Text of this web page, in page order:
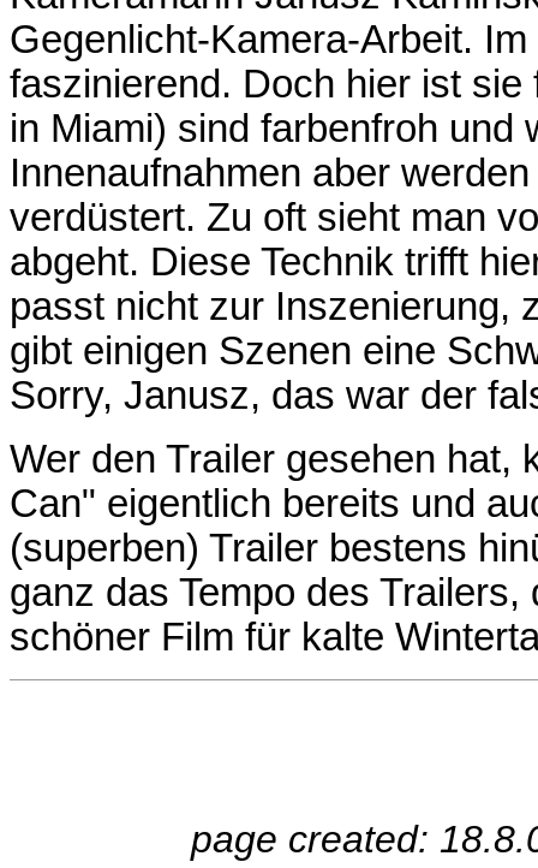
Gegenlicht-Kamera-Arbeit. Im
faszinierend. Doch hier ist
in Miami) sind farbenfroh und
Innenaufnahmen aber
verdüstert. Zu oft sieht man
abgeht. Diese Technik trifft
passt nicht zur Inszenierung,
gibt einigen Szenen eine
Sorry, Janusz, das war der
Wer den Trailer gesehen hat,
Can" eigentlich bereits und
(superben) Trailer bestens
ganz das Tempo des
schöner Film für kalte
page created: